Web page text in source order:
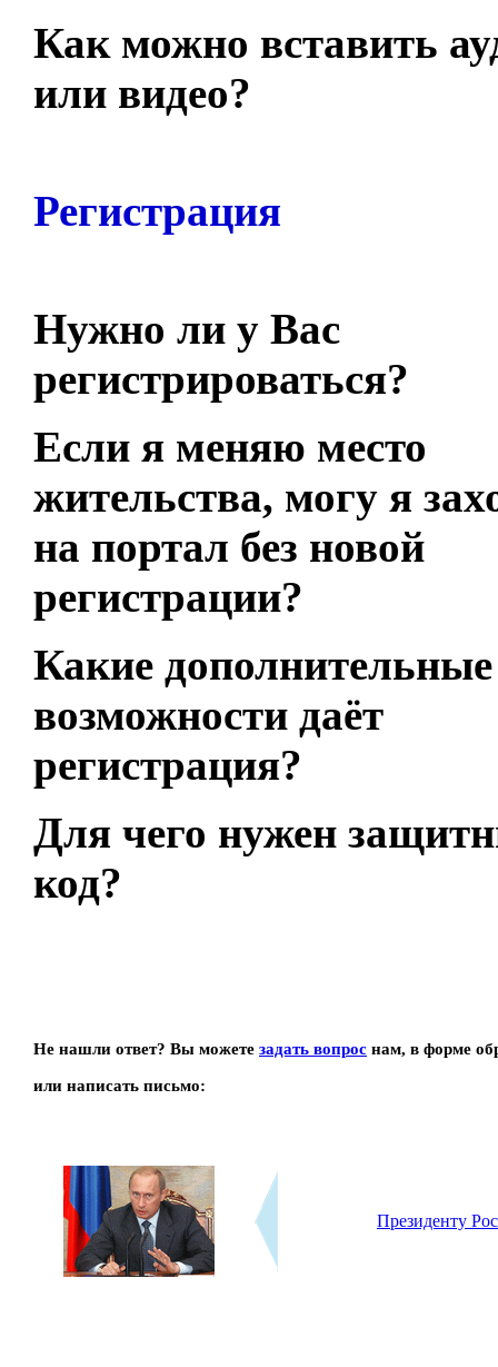
Как можно вставить
или видео?
Регистрация
Нужно ли у Вас
регистрироваться?
Если я меняю место
жительства, могу я
на портал без новой
регистрации?
Какие дополнительные
возможности даёт
регистрация?
Для чего нужен
код?
Не нашли ответ? Вы можете задать вопрос нам, в форме
или написать письмо:
Президенту